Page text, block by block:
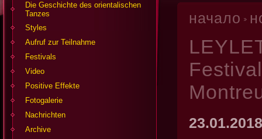
Die Geschichte des orientalischen
Tanzes
Styles
Aufruf zur Teilnahme
Festivals
Video
Positive Effekte
Fotogalerie
Nachrichten
Archive
начало